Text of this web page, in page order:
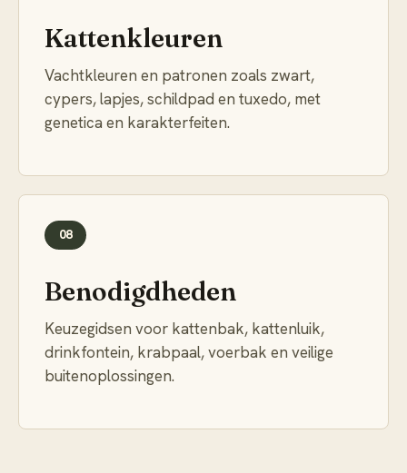
Kattenkleuren
Vachtkleuren en patronen zoals zwart,
cypers, lapjes, schildpad en tuxedo, met
genetica en karakterfeiten.
08
Benodigdheden
Keuzegidsen voor kattenbak, kattenluik,
drinkfontein, krabpaal, voerbak en veilige
buitenoplossingen.